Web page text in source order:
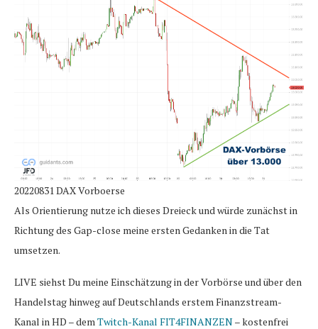
20220831 DAX Vorboerse
Als Orientierung nutze ich dieses Dreieck und würde zunächst in
Richtung des Gap-close meine ersten Gedanken in die Tat
umsetzen.
LIVE siehst Du meine Einschätzung in der Vorbörse und über den
Handelstag hinweg auf Deutschlands erstem Finanzstream-
Kanal in HD – dem Twitch-Kanal FIT4FINANZEN– kostenfrei